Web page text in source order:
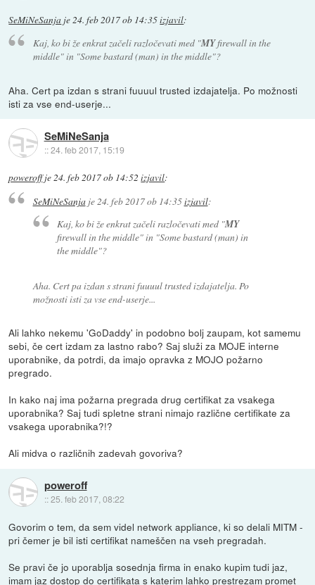
SeMiNeSanja je24. feb 2017 ob 14:35izjavil:
Kaj, ko bi že enkrat začeli razločevati med "MYfirewall in the
middle" in "Some bastard (man) in the middle"?
Aha. Cert pa izdan s strani fuuuul trusted izdajatelja. Po možnosti
isti za vse end-userje...
SeMiNeSanja
::24. feb 2017, 15:19
poweroffje24. feb 2017 ob 14:52 izjavil:
SeMiNeSanjaje 24. feb 2017 ob 14:35izjavil:
Kaj, ko bi že enkrat začeli razločevati med "MY
firewall in the middle" in "Some bastard (man) in
the middle"?
Aha. Cert pa izdan s strani fuuuul trusted izdajatelja. Po
možnosti isti za vse end-userje...
Ali lahko nekemu 'GoDaddy' in podobno bolj zaupam, kot samemu
sebi, če cert izdam za lastno rabo? Saj služi za MOJE interne
uporabnike, da potrdi, da imajo opravka z MOJO požarno
pregrado.
In kako naj ima požarna pregrada drug certifikat za vsakega
uporabnika? Saj tudi spletne strani nimajo različne certifikate za
vsakega uporabnika?!?
Ali midva o različnih zadevah govoriva?
poweroff
::25. feb 2017, 08:22
Govorim o tem, da sem videl network appliance, ki so delali MITM -
pri čemer je bil isti certifikat nameščen na vseh pregradah.
Se pravi če jo uporablja sosednja firma in enako kupim tudi jaz,
imam jaz dostop do certifikata s katerim lahko prestrezam promet